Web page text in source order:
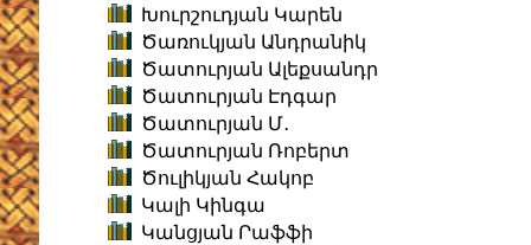
Խուրշուդյան Կարեն
Ծառուկյան Անդրանիկ
Ծատուրյան Ալեքսանդր
Ծատուրյան Էդգար
Ծատուրյան Մ․
Ծատուրյան Ռոբերտ
Ծուլիկյան Հակոբ
Կալի Կինգա
Կանցյան Րաֆֆի